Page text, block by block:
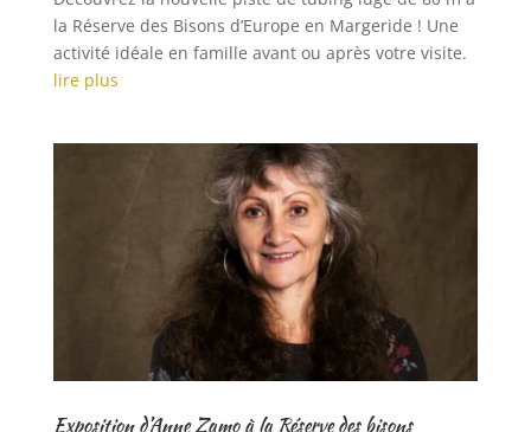
la Réserve des Bisons d’Europe en Margeride ! Une
activité idéale en famille avant ou après votre visite.
lire plus
Exposition d’Anne Zamo à la Réserve des bisons